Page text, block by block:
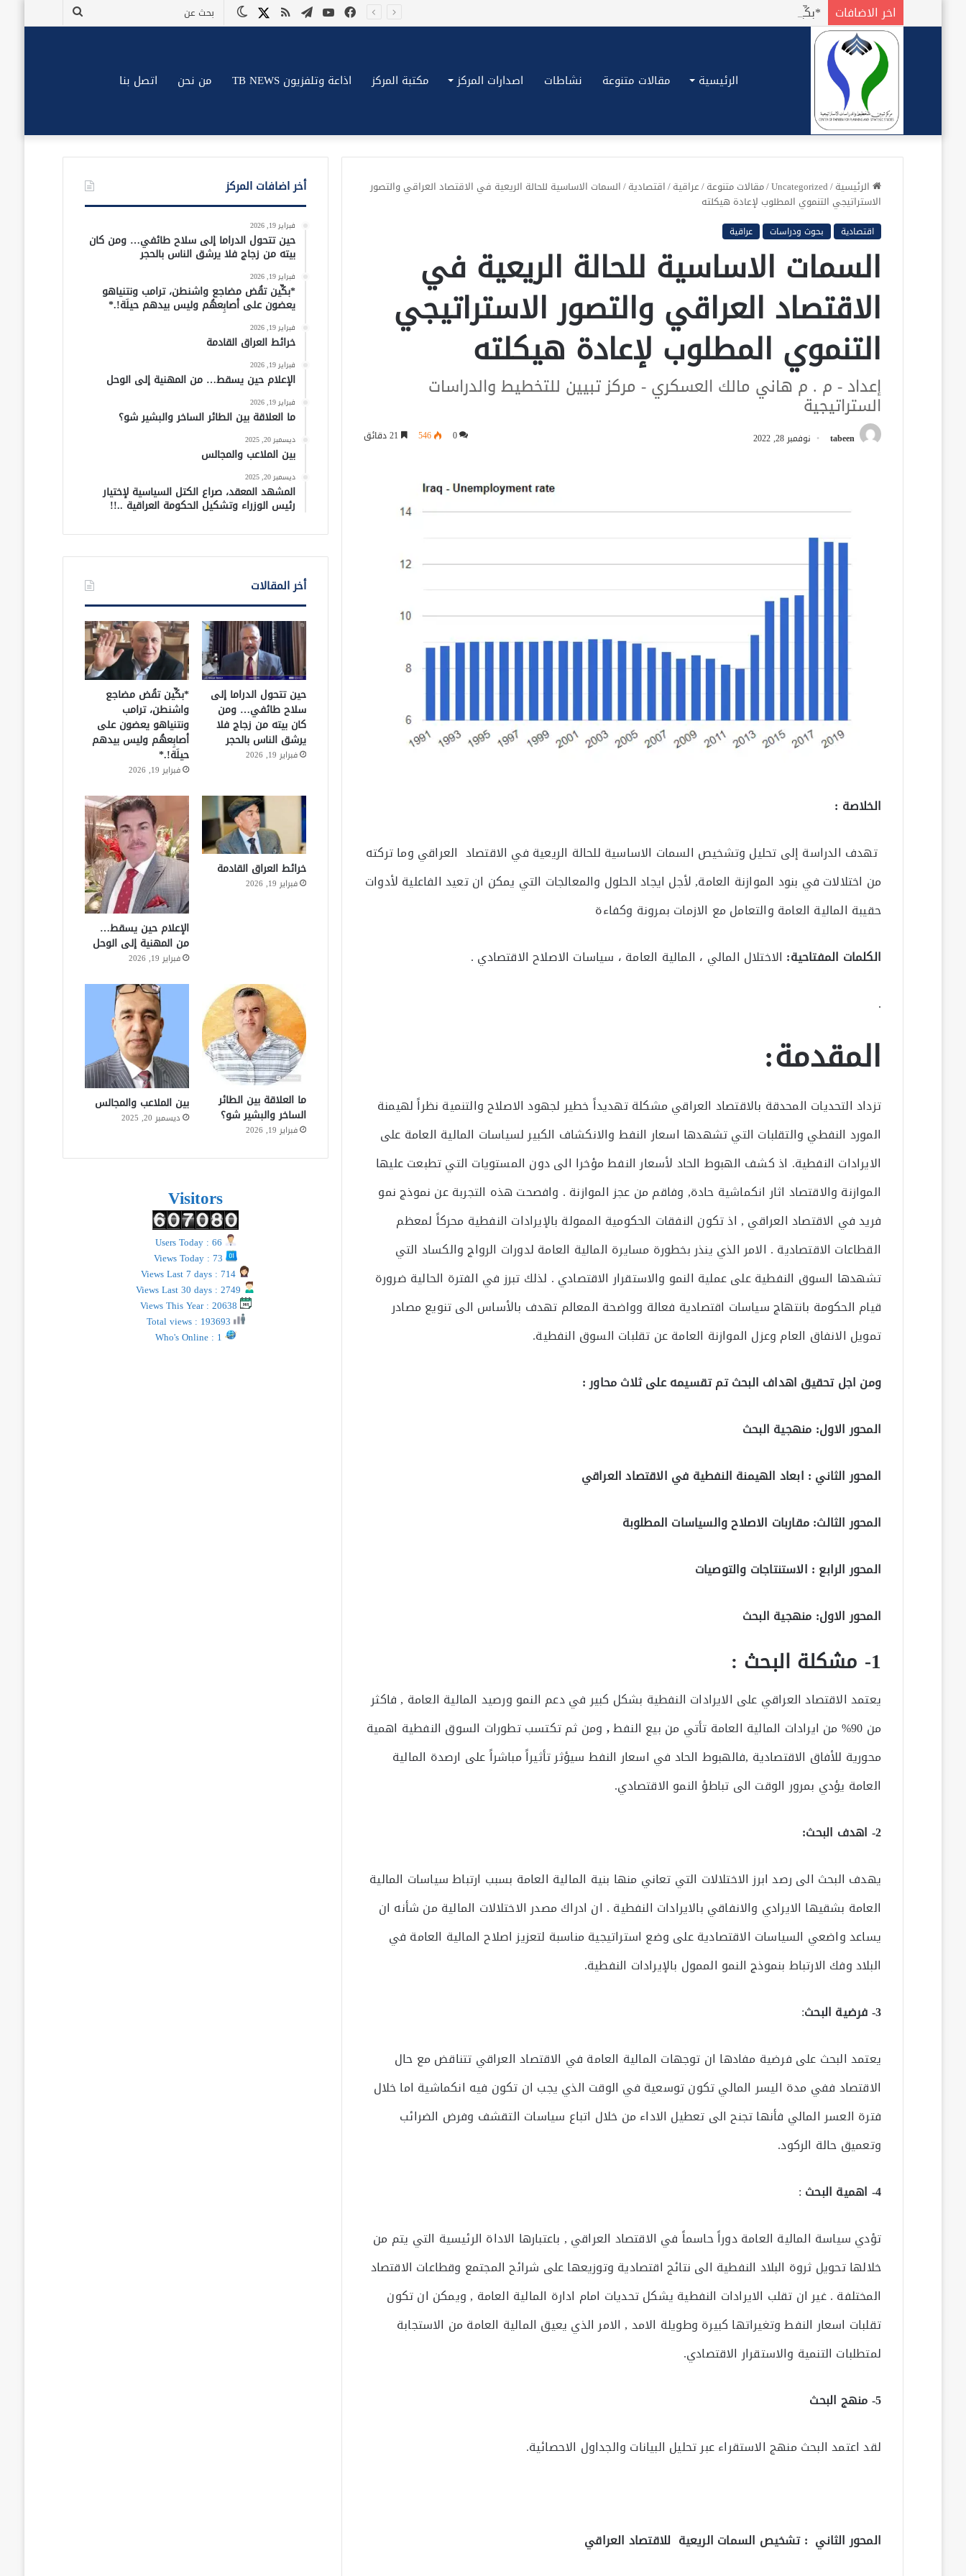
اخر الاضافات
بحث
الوضع X ملخص
تيلقراميوتيوب
فيسبوك
الرئيسية مقالات متنوعة نشاطات اصدارات المركز مكتبة المركز اذاعة وتلفزيون TB NEWS من نحن اتصل بنا
الرئيسية/
Uncategorized
/مقالات متنوعة/عراقية/اقتصادية/السمات الاساسية للحالة الريعية في الاقتصاد العراقي والتصور
الاستراتيجي التنموي المطلوب لإعادة هيكلته
اقتصادية بحوث ودراسات عراقية
السمات الاساسية للحالة الريعية في
الاقتصاد العراقي والتصور الاستراتيجي
التنموي المطلوب لإعادة هيكلته
إعداد - م . م هاني مالك العسكري - مركز تبيين للتخطيط والدراسات
الستراتيجية
tabeen نوفمبر 28, 2022 0
546 21 دقائق
الخلاصة :
تهدف الدراسة إلى تحليل وتشخيص السمات الاساسية للحالة الريعية في الاقتصاد العراقي وما تركته
من اختلالات في بنود الموازنة العامة, لأجل ايجاد الحلول والمعالجات التي يمكن ان تعيد الفاعلية لأدوات
حقيبة المالية العامة والتعامل مع الازمات بمرونة وكفاءة
الكلمات المفتاحية: الاختلال المالي ، المالية العامة ، سياسات الاصلاح الاقتصادي .
.
المقدمة:
تزداد التحديات المحدقة بالاقتصاد العراقي مشكلة تهديداً خطير لجهود الاصلاح والتنمية نظراً لهيمنة
المورد النفطي والتقلبات التي تشهدها اسعار النفط والانكشاف الكبير لسياسات المالية العامة على
الايرادات النفطية. اذ كشف الهبوط الحاد لأسعار النفط مؤخرا الى دون المستويات التي تطبعت عليها
الموازنة والاقتصاد اثار انكماشية حادة, وفاقم من عجز الموازنة . وافصحت هذه التجربة عن نموذج نمو
فريد في الاقتصاد العراقي , اذ تكون النفقات الحكومية الممولة بالإيرادات النفطية محركاً لمعظم
القطاعات الاقتصادية . الامر الذي ينذر بخطورة مسايرة المالية العامة لدورات الرواج والكساد التي
تشهدها السوق النفطية على عملية النمو والاستقرار الاقتصادي . لذلك تبرز في الفترة الحالية ضرورة
قيام الحكومة بانتهاج سياسات اقتصادية فعالة وواضحة المعالم تهدف بالأساس الى تنويع مصادر
تمويل الانفاق العام وعزل الموازنة العامة عن تقلبات السوق النفطية.
ومن اجل تحقيق اهداف البحث تم تقسيمه على ثلاث محاور :
المحور الاول: منهجية البحث
المحور الثاني : ابعاد الهيمنة النفطية في الاقتصاد العراقي
المحور الثالث:مقاربات الاصلاح والسياسات المطلوبة
المحور الرابع : الاستنتاجات والتوصيات
المحور الاول: منهجية البحث
1- مشكلة البحث :
يعتمد الاقتصاد العراقي على الايرادات النفطية بشكل كبير في دعم النمو ورصيد المالية العامة , فاكثر
من 90% من ايرادات المالية العامة تأتي من بيع النفط
, ومن ثم تكتسب تطورات السوق النفطية اهمية
محورية للأفاق الاقتصادية ,فالهبوط الحاد في اسعار النفط سيؤثر تأثيراً مباشراً على ارصدة المالية
العامة يؤدي بمرور الوقت الى تباطؤ النمو الاقتصادي.
2- اهدف البحث:
يهدف البحث الى رصد ابرز الاختلالات التي تعاني منها بنية المالية العامة بسبب ارتباط سياسات المالية
العامة بشقيها الايرادي والانفاقي بالايرادات النفطية . ان ادراك مصدر الاختلالات المالية من شأنه ان
يساعد واضعي السياسات الاقتصادية على وضع استراتيجية مناسبة لتعزيز اصلاح المالية العامة في
البلاد وفك الارتباط بنموذج النمو الممول بالإيرادات النفطية.
3- فرضية البحث :
يعتمد البحث على فرضية مفادها ان توجهات المالية العامة في الاقتصاد العراقي تتناقض مع حال
الاقتصاد ففي مدة اليسر المالي تكون توسعية في الوقت الذي يجب ان تكون فيه انكماشية اما خلال
فترة العسر المالي فأنها تجنح الى تعطيل الاداء من خلال اتباع سياسات التقشف وفرض الضرائب
وتعميق حالة الركود.
4- اهمية البحث :
تؤدي سياسة المالية العامة دوراً حاسماً في الاقتصاد العراقي , باعتبارها الاداة الرئيسية التي يتم من
خلالها تحويل ثروة البلاد النفطية الى نتائج اقتصادية وتوزيعها على شرائح المجتمع وقطاعات الاقتصاد
المختلفة . غير ان تقلب الايرادات النفطية يشكل تحديات امام ادارة المالية العامة , ويمكن ان تكون
تقلبات اسعار النفط وتغيراتها كبيرة وطويلة الامد , الامر الذي يعيق المالية العامة من الاستجابة
لمتطلبات التنمية والاستقرار الاقتصادي.
5- منهج البحث
لقد اعتمد البحث منهج الاستقراء عبر تحليل البيانات والجداول الاحصائية.
المحور الثاني : تشخيص السمات الريعية للاقتصاد العراقي
أخر اضافات المركز
فبراير 19, 2026
حين تتحول الدراما إلى سلاح طائفي… ومن كان
بيته من زجاج فلا يرشق الناس بالحجر
فبراير 19, 2026
*بكِّين تقُض مضاجع واشنطن، ترامب ونتنياهو
يعضون على أصابِعهُم وليس بيدهم حيلَة!.*
فبراير 19, 2026
خرائط العراق القادمة
فبراير 19, 2026
الإعلام حين يسقط… من المهنية إلى الوحل
فبراير 19, 2026
ما العلاقة بين الطائر الساخر والبشير شو؟
ديسمبر 20, 2025
بين الملاعب والمجالس
ديسمبر 20, 2025
المشهد المعقد، صراع الكتل السياسية لإختيار
رئيس الوزراء وتشكيل الحكومة العراقية ..!!
أخر المقالات
حين تتحول الدراما إلى
سلاح طائفي… ومن
كان بيته من زجاج فلا
يرشق الناس بالحجر
فبراير 19, 2026
*بكِّين تقُض مضاجع
واشنطن، ترامب
ونتنياهو يعضون على
أصابِعهُم وليس بيدهم
حيلَة!.*
فبراير 19, 2026
خرائط العراق القادمة
فبراير 19, 2026
الإعلام حين يسقط…
من المهنية إلى الوحل
فبراير 19, 2026
ما العلاقة بين الطائر
الساخر والبشير شو؟
فبراير 19, 2026
بين الملاعب والمجالس
ديسمبر 20, 2025
Visitors